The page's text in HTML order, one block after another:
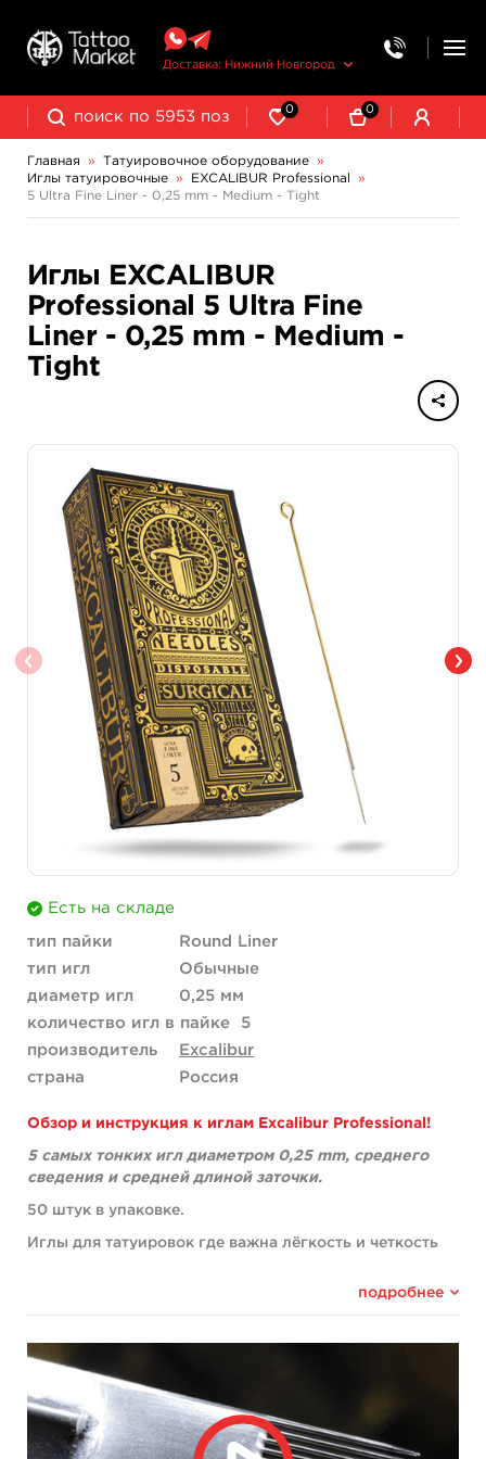
Доставка: Нижний Новгород
0 0
Главная » Татуировочное оборудование
»
Иглы татуировочные
» EXCALIBUR Professional
»
5 Ultra Fine Liner - 0,25 mm - Medium - Tight
Иглы EXCALIBUR
Professional 5 Ultra Fine
Liner - 0,25 mm - Medium -
Tight
Есть на складе
тип пайки
Round Liner
тип игл
Обычные
диаметр игл
0,25 мм
количество игл в пайке
5
производитель
Excalibur
страна
Россия
Обзор и инструкция к иглам Excalibur Professional!
5 самых тонких игл диаметром 0,25 mm, среднего
сведения и средней длиной заточки.
50 штук в упаковке.
Иглы для татуировок где важна лёгкость и четкость
строят повторяющиеся чешуйки драконов, плотные
• Легкое сведение игл и вытянутая пулевидная форма
острия позволяет оставить удобное расстояние
между иглами для снижения травматизации. Эти иглы
оставляют на коже четкую ровную линию.
подробнее